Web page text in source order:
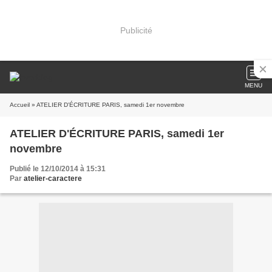
Publicité
MENU
Accueil » ATELIER D'ÉCRITURE PARIS, samedi 1er novembre
ATELIER D'ÉCRITURE PARIS, samedi 1er
novembre
Publié le 12/10/2014 à 15:31
Par atelier-caractere